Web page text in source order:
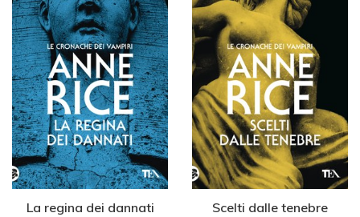
La regina dei dannati Scelti dalle tenebre